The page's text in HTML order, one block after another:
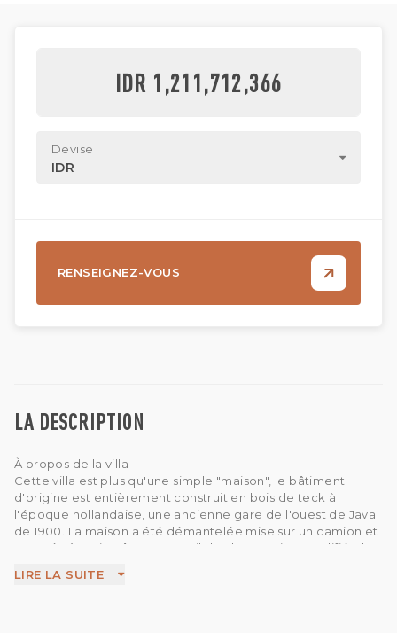
LA DESCRIPTION
À propos de la villa
Cette villa est plus qu'une simple "maison", le bâtiment
d'origine est entièrement construit en bois de teck à
l'époque hollandaise, une ancienne gare de l'ouest de Java
de 1900. La maison a été démantelée mise sur un camion et
amenée à Bali. Grâce au travail de charpentiers qualifiés, la
aujourd'hui. La maison de la gare est maintenant une maison
LIRE LA SUITE
IDR 1,211,712,366
Devise
IDR
RENSEIGNEZ-VOUS